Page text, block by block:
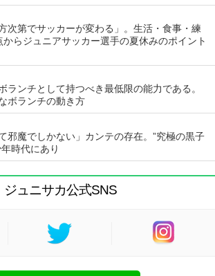
次第でサッカーが変わる」。生活・食事・練
からジュニアサッカー選手の夏休みのポイント
ランチとして持つべき最低限の能力である。
ボランチの動き方
邪魔でしかない」カンテの存在。”究極の黒子
時代にあり
ジュニサカ公式SNS